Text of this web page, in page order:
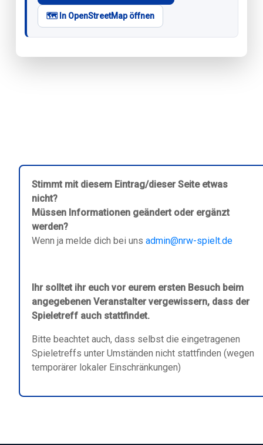
🗺️ In OpenStreetMap öffnen
Stimmt mit diesem Eintrag/dieser Seite etwas
nicht?
Müssen Informationen geändert oder ergänzt
werden?
Wenn ja melde dich bei uns admin@nrw-spielt.de
Ihr solltet ihr euch vor eurem ersten Besuch beim
angegebenen Veranstalter vergewissern, dass der
Spieletreff auch stattfindet.
Bitte beachtet auch, dass selbst die eingetragenen
Spieletreffs unter Umständen nicht stattfinden (wegen
temporärer lokaler Einschränkungen)